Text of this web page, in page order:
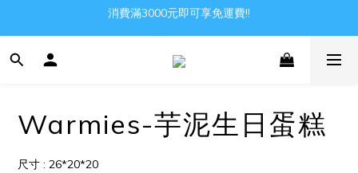
Gather all the joys in the world
消費滿3000元即可享免運費!!
Warmies-芋泥生日蛋糕
尺寸 : 26*20*20